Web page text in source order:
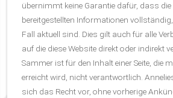
übernimmt keine Garantie dafür, dass die
bereitgestellten Informationen
Fall aktuell sind. Dies gilt auch für alle
auf die diese Website direkt oder indirekt
Sammer ist für den Inhalt einer Seite, die
erreicht wird, nicht verantwortlich.
sich das Recht vor, ohne vorherige